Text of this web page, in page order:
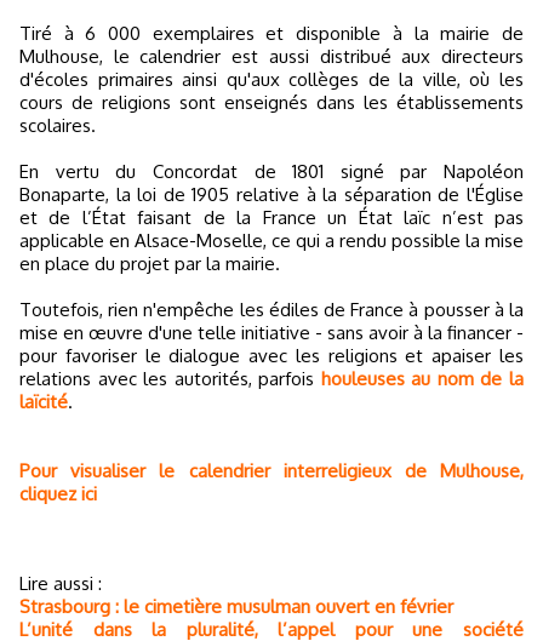
Tiré à 6 000 exemplaires et disponible à la mairie de
Mulhouse, le calendrier est aussi distribué aux directeurs
d'écoles primaires ainsi qu'aux collèges de la ville, où les
cours de religions sont enseignés dans les établissements
scolaires.
En vertu du Concordat de 1801 signé par Napoléon
Bonaparte, la loi de 1905 relative à la séparation de l'Église
et de l’État faisant de la France un État laïc n’est pas
applicable en Alsace-Moselle, ce qui a rendu possible la mise
en place du projet par la mairie.
Toutefois, rien n'empêche les édiles de France à pousser à la
mise en œuvre d'une telle initiative - sans avoir à la financer -
pour favoriser le dialogue avec les religions et apaiser les
relations avec les autorités, parfois houleuses au nom de la
laïcité.
Pour visualiser le calendrier interreligieux de Mulhouse,
cliquez ici
Lire aussi :
Strasbourg : le cimetière musulman ouvert en février
L’unité dans la pluralité, l’appel pour une société